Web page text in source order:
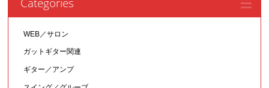
WEB／サロン
ガットギター関連
ギター／アンプ